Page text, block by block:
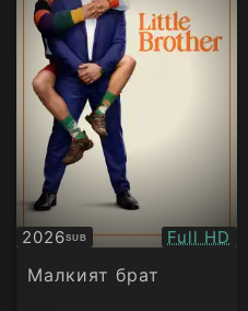
2026SUB
Субтитри Качество:
Full HD
Малкият брат